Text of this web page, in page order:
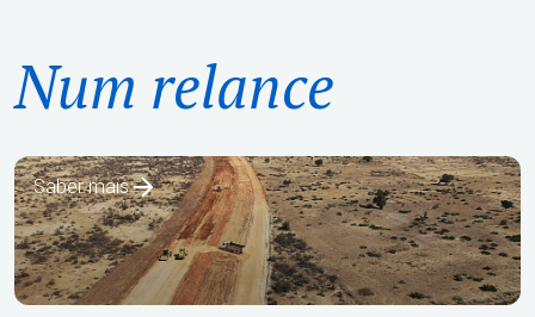
Num relance
Linha Ferroviária Kano-Maradi
Saber mais
AMÉRICA LATINA
Tren Maya